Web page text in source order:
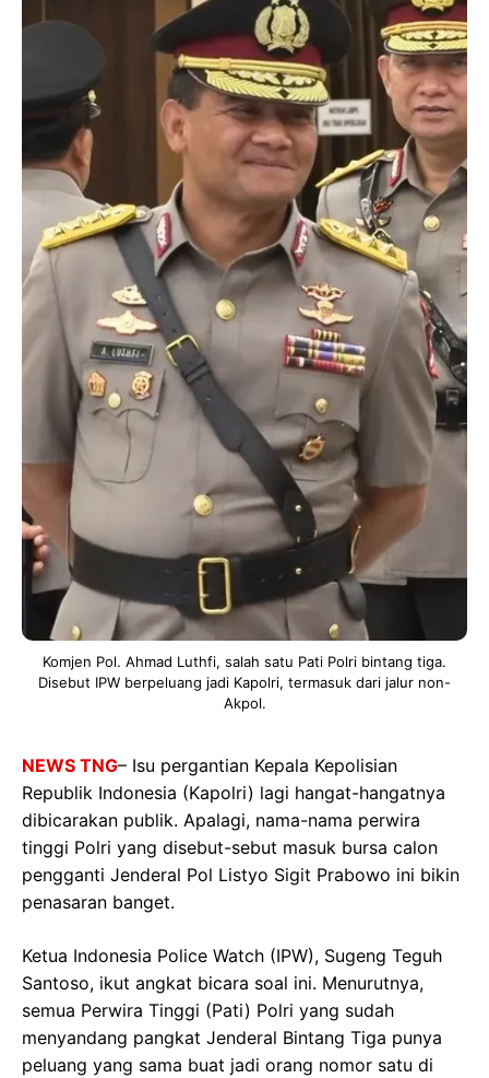
Komjen Pol. Ahmad Luthfi, salah satu Pati Polri bintang tiga.
Disebut IPW berpeluang jadi Kapolri, termasuk dari jalur non-
Akpol.
NEWS TNG– Isu pergantian Kepala Kepolisian
Republik Indonesia (Kapolri) lagi hangat-hangatnya
dibicarakan publik. Apalagi, nama-nama perwira
tinggi Polri yang disebut-sebut masuk bursa calon
pengganti Jenderal Pol Listyo Sigit Prabowo ini bikin
penasaran banget.
Ketua Indonesia Police Watch (IPW), Sugeng Teguh
Santoso, ikut angkat bicara soal ini. Menurutnya,
semua Perwira Tinggi (Pati) Polri yang sudah
menyandang pangkat Jenderal Bintang Tiga punya
peluang yang sama buat jadi orang nomor satu di